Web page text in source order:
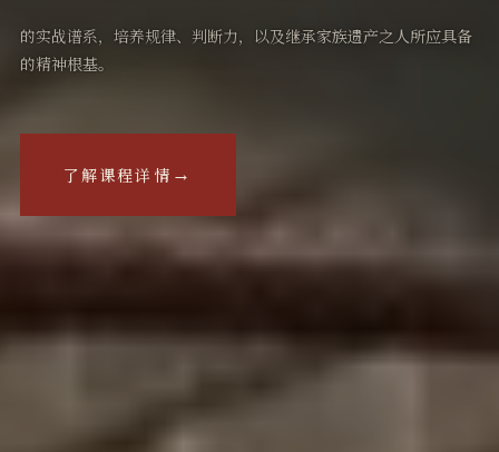
的实战谱系，培养规律、判断力，以及继承家族遗产之人所应具备
的精神根基。
了解课程详情 →